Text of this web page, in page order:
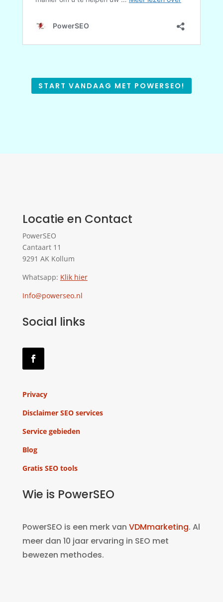
START VANDAAG MET POWERSEO!
Locatie en Contact
PowerSEO
Cantaart 11
9291 AK Kollum
Whatsapp: Klik hier
Info@powerseo.nl
Social links
Privacy
Disclaimer SEO services
Service gebieden
Blog
Gratis SEO tools
Wie is PowerSEO
PowerSEO is een merk van VDMmarketing. Al
meer dan 10 jaar ervaring in SEO met
bewezen methodes.